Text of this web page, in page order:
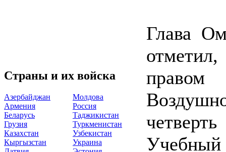
Страны и их войска
Азербайджан
Армения
Беларусь
Грузия
Казахстан
Кыргызстан
Молдова
Россия
Таджикистан
Туркменистан
Узбекистан
Украина
Глава
правом